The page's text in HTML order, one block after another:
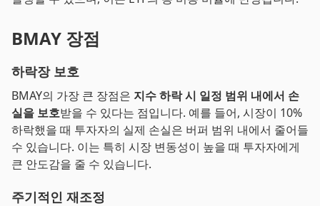
BMAY 장점
하락장 보호
BMAY의 가장 큰 장점은 지수 하락 시 일정 범위 내에서 손
실을 보호받을 수 있다는 점입니다. 예를 들어, 시장이 10%
하락했을 때 투자자의 실제 손실은 버퍼 범위 내에서 줄어들
수 있습니다. 이는 특히 시장 변동성이 높을 때 투자자에게
큰 안도감을 줄 수 있습니다.
주기적인 재조정